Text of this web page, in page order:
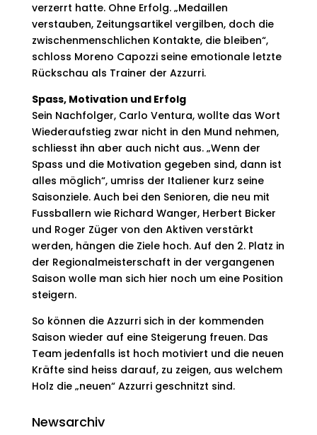
verzerrt hatte. Ohne Erfolg. „Medaillen
verstauben, Zeitungsartikel vergilben, doch die
zwischenmenschlichen Kontakte, die bleiben“,
schloss Moreno Capozzi seine emotionale letzte
Rückschau als Trainer der Azzurri.
Spass, Motivation und Erfolg
Sein Nachfolger, Carlo Ventura, wollte das Wort
Wiederaufstieg zwar nicht in den Mund nehmen,
schliesst ihn aber auch nicht aus. „Wenn der
Spass und die Motivation gegeben sind, dann ist
alles möglich“, umriss der Italiener kurz seine
Saisonziele. Auch bei den Senioren, die neu mit
Fussballern wie Richard Wanger, Herbert Bicker
und Roger Züger von den Aktiven verstärkt
werden, hängen die Ziele hoch. Auf den 2. Platz in
der Regionalmeisterschaft in der vergangenen
Saison wolle man sich hier noch um eine Position
steigern.
So können die Azzurri sich in der kommenden
Saison wieder auf eine Steigerung freuen. Das
Team jedenfalls ist hoch motiviert und die neuen
Kräfte sind heiss darauf, zu zeigen, aus welchem
Holz die „neuen“ Azzurri geschnitzt sind.
Newsarchiv